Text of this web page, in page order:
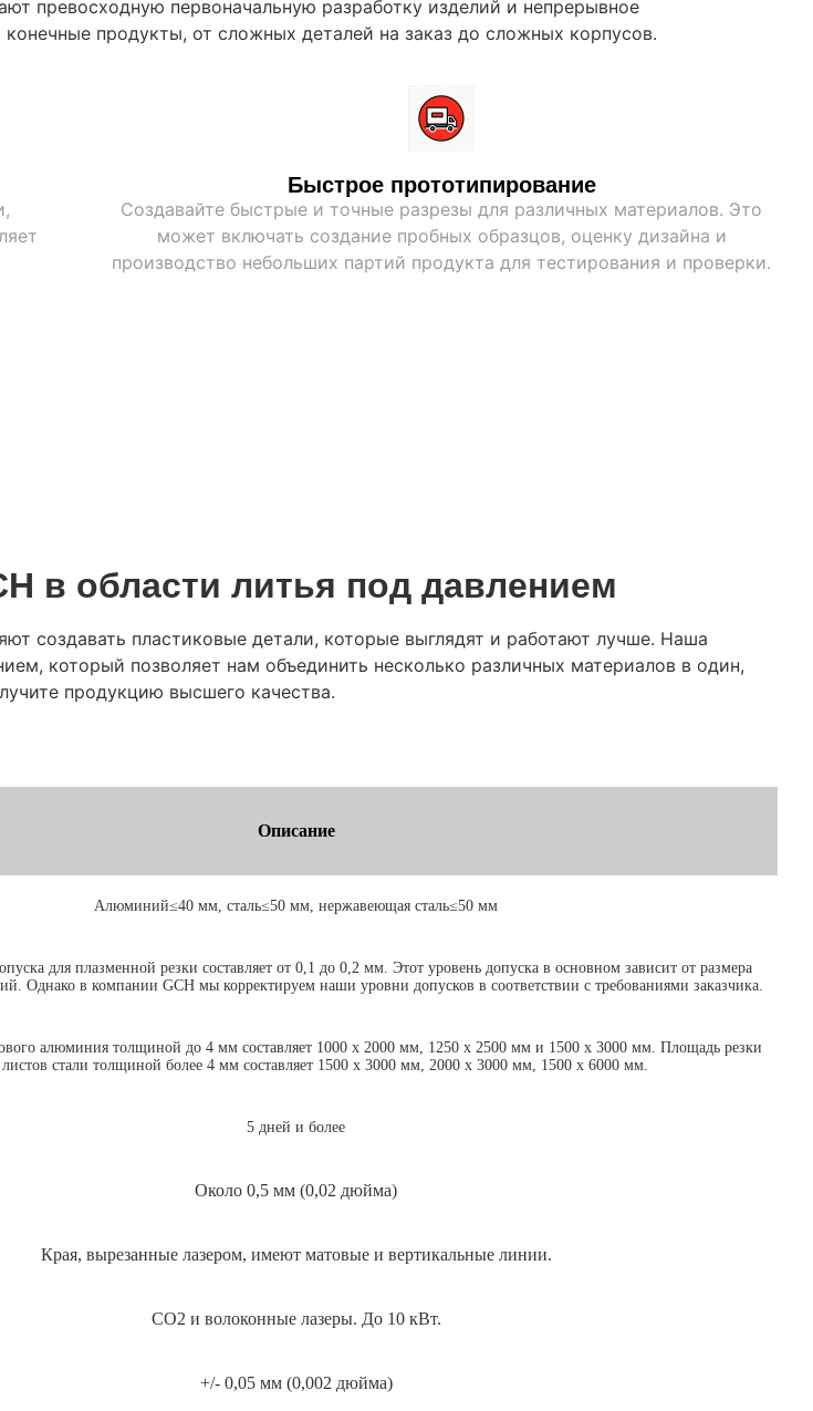
превосходную первоначальную разработку изделий и непрерывное
продукты, от сложных деталей на заказ до сложных корпусов.
Быстрое прототипирование
Создавайте быстрые и точные разрезы для различных материалов. Это
может включать создание пробных образцов, оценку дизайна и
производство небольших партий продукта для тестирования и проверки.
в области литья под давлением
создавать пластиковые детали, которые выглядят и работают лучше. Наша
который позволяет нам объединить несколько различных материалов в один,
продукцию высшего качества.
Описание
Алюминий≤40 мм, сталь≤50 мм, нержавеющая сталь≤50 мм
для плазменной резки составляет от 0,1 до 0,2 мм. Этот уровень допуска в основном зависит от размера
Однако в компании GCH мы корректируем наши уровни допусков в соответствии с требованиями заказчика.
алюминия толщиной до 4 мм составляет 1000 x 2000 мм, 1250 x 2500 мм и 1500 x 3000 мм. Площадь резки
листов стали толщиной более 4 мм составляет 1500 x 3000 мм, 2000 x 3000 мм, 1500 x 6000 мм.
5 дней и более
Около 0,5 мм (0,02 дюйма)
Края, вырезанные лазером, имеют матовые и вертикальные линии.
CO2 и волоконные лазеры. До 10 кВт.
+/- 0,05 мм (0,002 дюйма)